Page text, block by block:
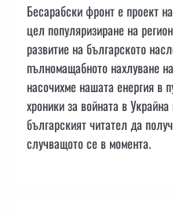
Бесарабски фронт е проект
цел популяризиране на
развитие на българското
пълномащабното нахлуване
насочихме нашата енергия в
хроники за войната в
българският читател да
случващото се в момента.